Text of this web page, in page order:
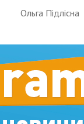
Ольга Підлісна